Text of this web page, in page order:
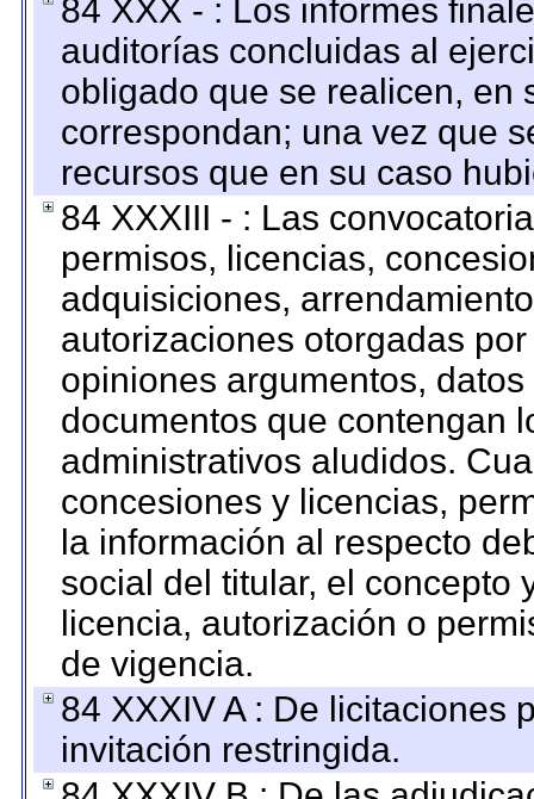
84 XXX - : Los informes
auditorías concluidas al
obligado que se realicen, en
correspondan; una vez que
recursos que en su caso
84 XXXIII - : Las
permisos, licencias,
adquisiciones,
autorizaciones otorgadas
opiniones argumentos,
documentos que contengan
administrativos aludidos.
concesiones y licencias,
la información al respecto
social del titular, el concepto
licencia, autorización o
de vigencia.
84 XXXIV A : De licitaciones
invitación restringida.